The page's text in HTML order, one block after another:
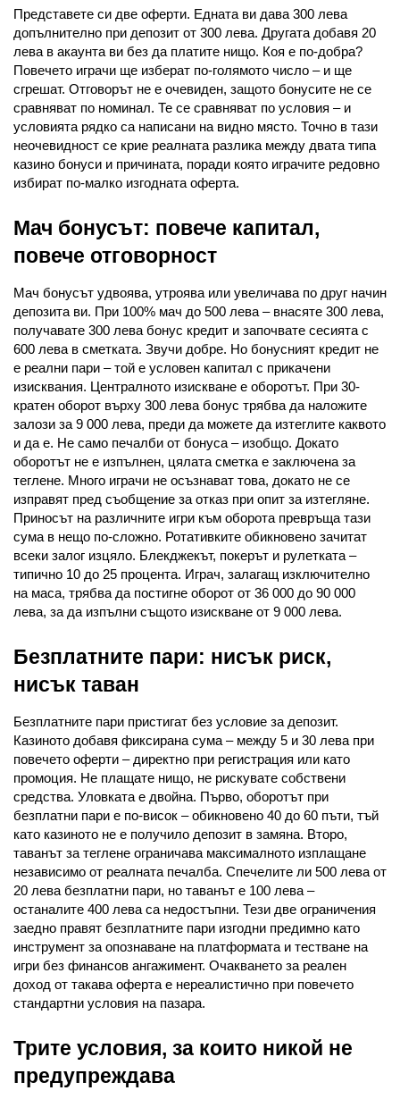
Представете си две оферти. Едната ви дава 300 лева
допълнително при депозит от 300 лева. Другата добавя 20
лева в акаунта ви без да платите нищо. Коя е по-добра?
Повечето играчи ще изберат по-голямото число – и ще
сгрешат. Отговорът не е очевиден, защото бонусите не се
сравняват по номинал. Те се сравняват по условия – и
условията рядко са написани на видно място. Точно в тази
неочевидност се крие реалната разлика между двата типа
казино бонуси и причината, поради която играчите редовно
избират по-малко изгодната оферта.
Мач бонусът: повече капитал,
повече отговорност
Мач бонусът удвоява, утроява или увеличава по друг начин
депозита ви. При 100% мач до 500 лева – внасяте 300 лева,
получавате 300 лева бонус кредит и започвате сесията с
600 лева в сметката. Звучи добре. Но бонусният кредит не
е реални пари – той е условен капитал с прикачени
изисквания. Централното изискване е оборотът. При 30-
кратен оборот върху 300 лева бонус трябва да наложите
залози за 9 000 лева, преди да можете да изтеглите каквото
и да е. Не само печалби от бонуса – изобщо. Докато
оборотът не е изпълнен, цялата сметка е заключена за
теглене. Много играчи не осъзнават това, докато не се
изправят пред съобщение за отказ при опит за изтегляне.
Приносът на различните игри към оборота превръща тази
сума в нещо по-сложно. Ротативките обикновено зачитат
всеки залог изцяло. Блекджекът, покерът и рулетката –
типично 10 до 25 процента. Играч, залагащ изключително
на маса, трябва да постигне оборот от 36 000 до 90 000
лева, за да изпълни същото изискване от 9 000 лева.
Безплатните пари: нисък риск,
нисък таван
Безплатните пари пристигат без условие за депозит.
Казиното добавя фиксирана сума – между 5 и 30 лева при
повечето оферти – директно при регистрация или като
промоция. Не плащате нищо, не рискувате собствени
средства. Уловката е двойна. Първо, оборотът при
безплатни пари е по-висок – обикновено 40 до 60 пъти, тъй
като казиното не е получило депозит в замяна. Второ,
таванът за теглене ограничава максималното изплащане
независимо от реалната печалба. Спечелите ли 500 лева от
20 лева безплатни пари, но таванът е 100 лева –
останалите 400 лева са недостъпни. Тези две ограничения
заедно правят безплатните пари изгодни предимно като
инструмент за опознаване на платформата и тестване на
игри без финансов ангажимент. Очакването за реален
доход от такава оферта е нереалистично при повечето
стандартни условия на пазара.
Трите условия, за които никой не
предупреждава